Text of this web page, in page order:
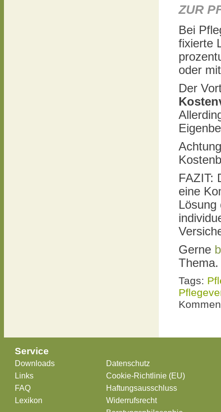
ZUR
Bei
fixierte
oder
Der
FAZIT:
eine
Gerne
Thema.
Tags:
Service
Downloads
Links
FAQ
Lexikon
Datenschutz
Cookie-Richtlinie (EU)
Haftungsausschluss
Widerrufsrecht